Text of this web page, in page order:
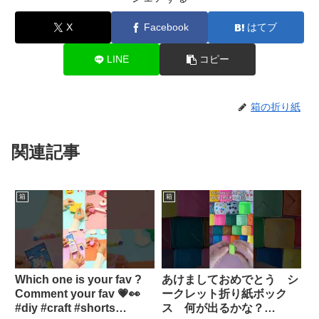
X Facebook はてブ
LINE コピー
箱の折り紙
関連記事
箱
Which one is your fav ?
Comment your fav 💗👀
#diy #craft #shorts
箱
あけましておめでとう シ
ークレット折り紙ボック
ス 何が出るかな？